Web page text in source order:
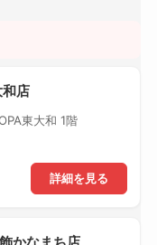
店
東大和 1階
詳細を見る